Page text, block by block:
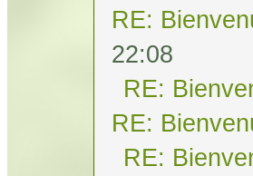
RE:
22:08
RE:
RE:
RE: